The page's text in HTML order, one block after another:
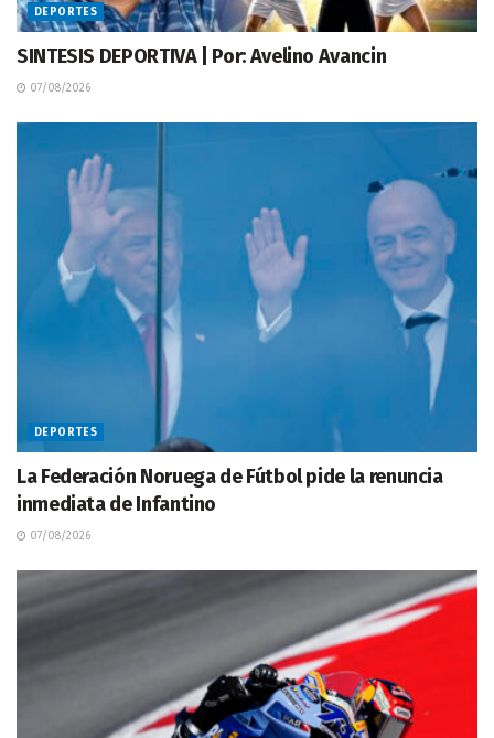
DEPORTES
SINTESIS DEPORTIVA | Por: Avelino Avancin
07/08/2026
DEPORTES
La Federación Noruega de Fútbol pide la renuncia
inmediata de Infantino
07/08/2026